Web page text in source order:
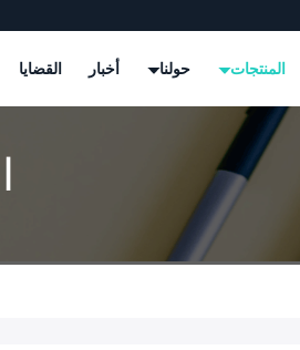
المنتجات حولنا أخبار القضايا